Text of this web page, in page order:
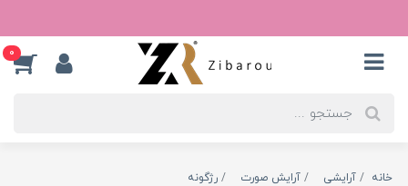
0
خانه آرایشی آرایش صورت
رژگونه